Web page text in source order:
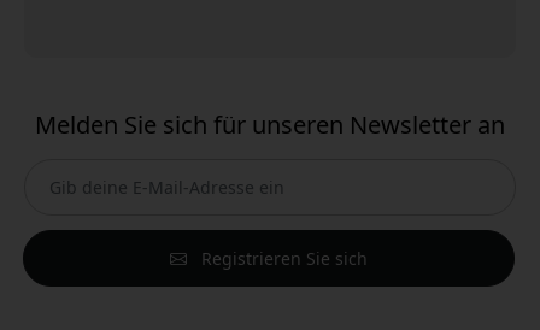
Melden Sie sich für unseren Newsletter an
Registrieren Sie sich